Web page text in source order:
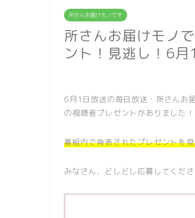
所さんお届けモノです
所さんお届けモノ
ント！見逃し！6月
6月1日放送の毎日放送・所さんお
の視聴者プレゼントがありました！
番組内で発表されたプレゼントを
みなさん、どしどし応募してくだ